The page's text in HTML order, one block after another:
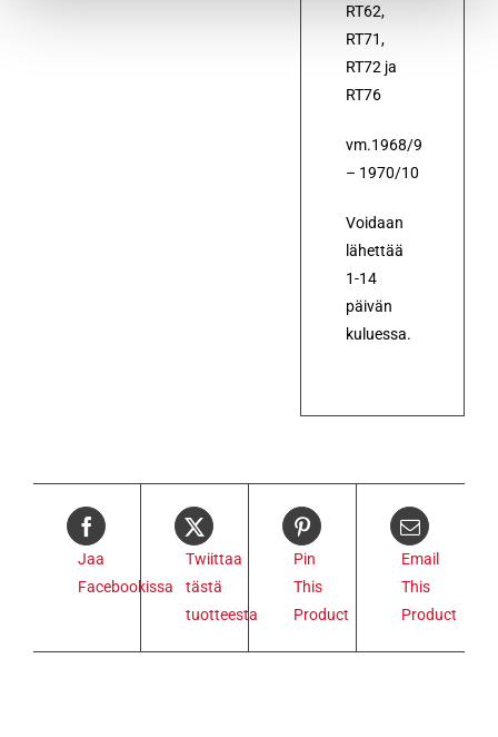
RT62,
RT71,
RT72 ja
RT76
vm.1968/9
– 1970/10
Voidaan
lähettää
1-14
päivän
kuluessa.
Jaa
Facebookissa
Twiittaa
tästä
tuotteesta
Pin
This
Product
Email
This
Product